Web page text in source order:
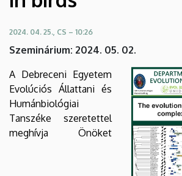
Biológiai
és
Ökológiai
Intézet
2024. 04. 25., CS – 10:26
Szeminárium: 2024. 05. 02.
A Debreceni Egyetem
Evolúciós Állattani és
Humánbiológiai
Tanszéke szeretettel
meghívja Önöket